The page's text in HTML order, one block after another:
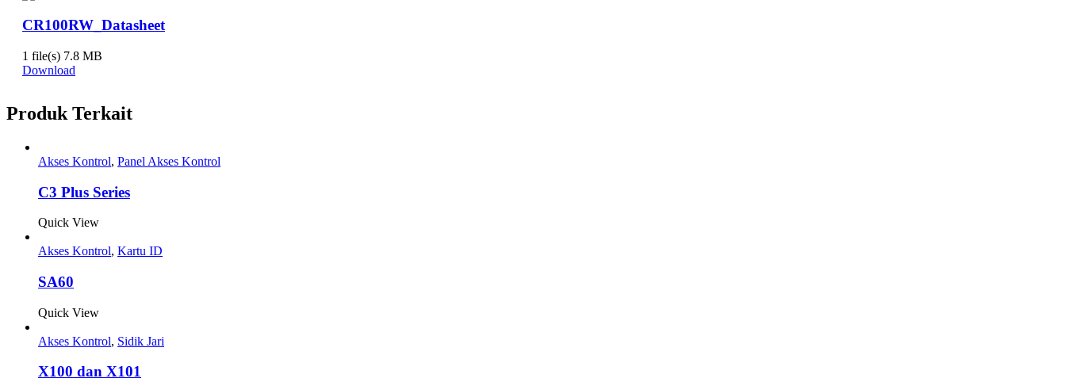
CR100RW_Datasheet
1 file(s) 7.8 MB
Download
Produk Terkait
Akses Kontrol, Panel Akses Kontrol
C3 Plus Series
Quick View
Akses Kontrol, Kartu ID
SA60
Quick View
Akses Kontrol, Sidik Jari
X100 dan X101